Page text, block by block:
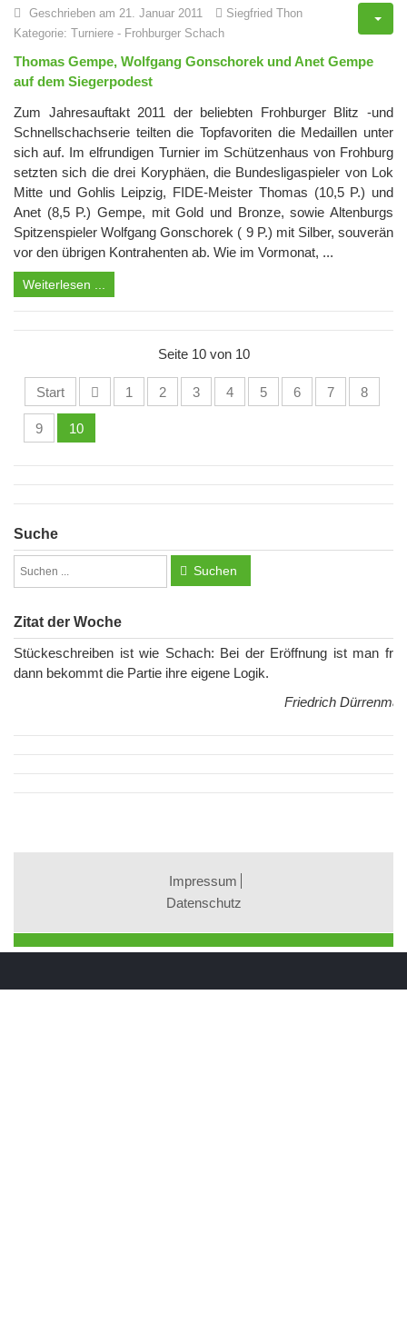
Geschrieben am 21. Januar 2011
Siegfried Thon
Kategorie: Turniere - Frohburger Schach
Thomas Gempe, Wolfgang Gonschorek und Anet Gempe
auf dem Siegerpodest
Zum Jahresauftakt 2011 der beliebten Frohburger Blitz -und
Schnellschachserie teilten die Topfavoriten die Medaillen unter
sich auf. Im elfrundigen Turnier im Schützenhaus von Frohburg
setzten sich die drei Koryphäen, die Bundesligaspieler von Lok
Mitte und Gohlis Leipzig, FIDE-Meister Thomas (10,5 P.) und
Anet (8,5 P.) Gempe, mit Gold und Bronze, sowie Altenburgs
Spitzenspieler Wolfgang Gonschorek ( 9 P.) mit Silber, souverän
vor den übrigen Kontrahenten ab. Wie im Vormonat, ...
Weiterlesen ...
Seite 10 von 10
Start 1 2 3 4 5 6 7 8
9 10
Suche
Suchen
Zitat der Woche
Stückeschreiben ist wie Schach: Bei der Eröffnung ist man frei;
dann bekommt die Partie ihre eigene Logik.
Friedrich Dürrenmatt
Impressum
Datenschutz